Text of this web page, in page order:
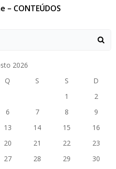
– CONTEÚDOS
2026
Q S S
D
1
2
6 7 8
9
13 14 15
16
20 21 22
23
27 28 29
30